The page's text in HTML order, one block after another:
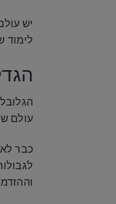
יש
לימוד
עולם
כבר לא